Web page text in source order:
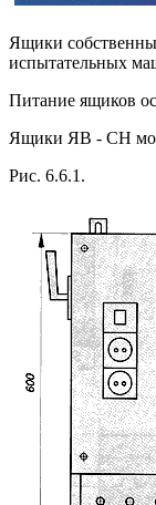
Ящики
испытательных
Питание ящиков
Ящики ЯВ - СН
Рис. 6.6.1.